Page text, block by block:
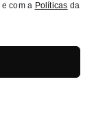
e com a Políticas da